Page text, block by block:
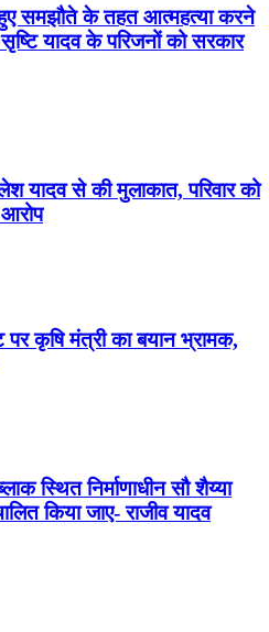
समझौते के तहत आत्महत्या करने
यादव के परिजनों को सरकार
यादव से की मुलाकात, परिवार को
पर कृषि मंत्री का बयान भ्रामक,
स्थित निर्माणाधीन सौ शैय्या
किया जाए- राजीव यादव